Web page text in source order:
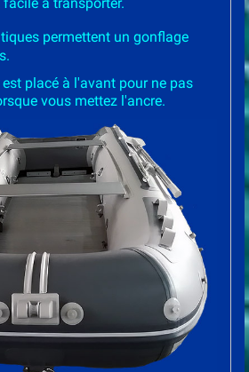
permettent un gonflage
placé à l'avant pour ne pas
vous mettez l'ancre.